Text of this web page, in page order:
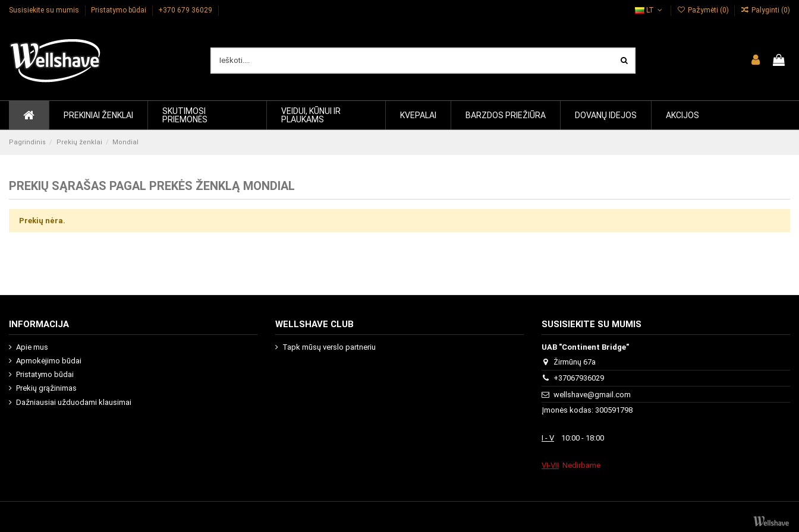
Susisiekite su mumis Pristatymo būdai +370 679 36029 LT Pažymėti (0) Palyginti (0)
PREKINIAI ŽENKLAI
SKUTIMOSI
PRIEMONĖS
VEIDUI, KŪNUI IR
PLAUKAMS
KVEPALAI BARZDOS PRIEŽIŪRA DOVANŲ IDEJOS AKCIJOS
Pagrindinis Prekių ženklai Mondial
PREKIŲ SĄRAŠAS PAGAL PREKĖS ŽENKLĄ MONDIAL
Prekių nėra.
INFORMACIJA
Apie mus
Apmokėjimo būdai
Pristatymo būdai
Prekių grąžinimas
Dažniausiai užduodami klausimai
WELLSHAVE CLUB
Tapk mūsų verslo partneriu
SUSISIEKITE SU MUMIS
UAB "Continent Bridge"
Žirmūnų 67a
+37067936029
wellshave@gmail.com
Įmonės kodas: 300591798
I - V 10:00 - 18:00
VI-VII Nedirbame